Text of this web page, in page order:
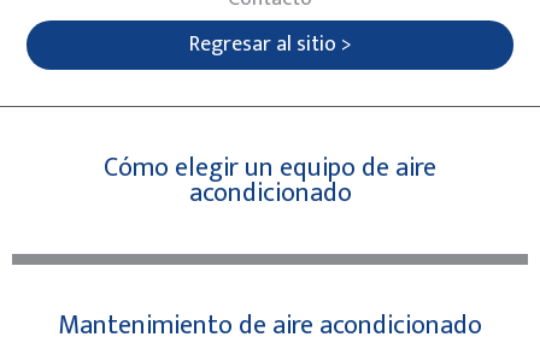
Regresar al sitio >
Cómo elegir un equipo de aire
acondicionado
Mantenimiento de aire acondicionado